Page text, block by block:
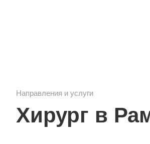
Направления и услуги
Хирург в